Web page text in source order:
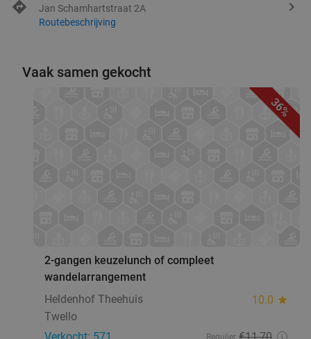
Jan Schamhartstraat 2A
Routebeschrijving
Vaak samen gekocht
36%
2-gangen keuzelunch of compleet
wandelarrangement
Heldenhof Theehuis
10.0 star
Twello
Regulier